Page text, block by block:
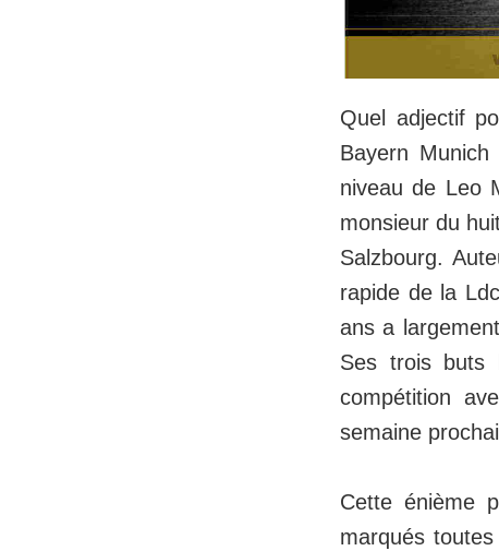
Quel adjectif
Bayern
niveau de Leo
monsieur du
Salzbourg.
rapide de la
ans a
Ses trois buts
compétition
semaine
Cette énième
marqués